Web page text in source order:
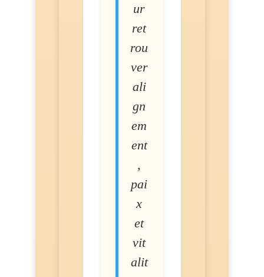
ur
ret
rou
ver
ali
gn
em
ent
,
pai
x
et
vit
alit